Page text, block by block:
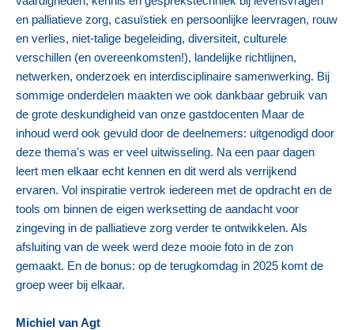
en palliatieve zorg, casuïstiek en persoonlijke leervragen, rouw
en verlies, niet-talige begeleiding, diversiteit, culturele
verschillen (en overeenkomsten!), landelijke richtlijnen,
netwerken, onderzoek en interdisciplinaire samenwerking. Bij
sommige onderdelen maakten we ook dankbaar gebruik van
de grote deskundigheid van onze gastdocenten Maar de
inhoud werd ook gevuld door de deelnemers: uitgenodigd door
deze thema's was er veel uitwisseling. Na een paar dagen
leert men elkaar echt kennen en dit werd als verrijkend
ervaren. Vol inspiratie vertrok iedereen met de opdracht en de
tools om binnen de eigen werksetting de aandacht voor
zingeving in de palliatieve zorg verder te ontwikkelen. Als
afsluiting van de week werd deze mooie foto in de zon
gemaakt. En de bonus: op de terugkomdag in 2025 komt de
groep weer bij elkaar.
Michiel van Agt